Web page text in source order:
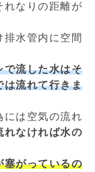
れなりの距離が
水管内に空間
で流した水はそ
は流れて行きま
には空気の流れ
れなければ水の
塞がっているの